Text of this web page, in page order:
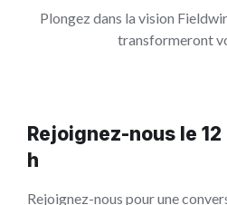
Plongez dans la vision
transformeront
Rejoignez-nous le
h
Rejoignez-nous pour une